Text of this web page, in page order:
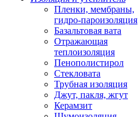
Пленки, мембраны,
гидро-пароизоляция
Базальтовая вата
Отражающая
теплоизоляция
Пенополистирол
Стекловата
Трубная изоляция
Джут, пакля, жгут
Керамзит